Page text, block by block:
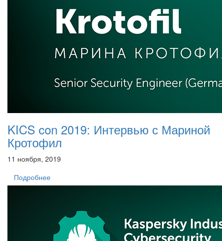
KICS con 2019: Интервью с Мариной
Кротофил
11 ноября, 2019
Подробнее